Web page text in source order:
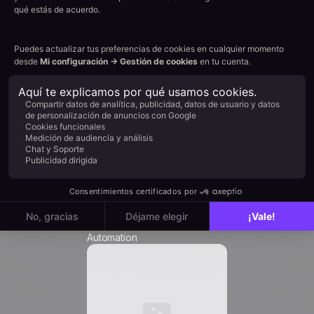
Impacto en el objetivo: alto
Automation
Empresa *
Cargo *
Email*